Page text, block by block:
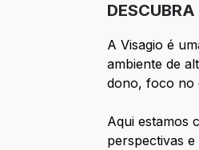
A Visagio é
ambiente de
dono, foco no
Aqui estamos
perspectivas